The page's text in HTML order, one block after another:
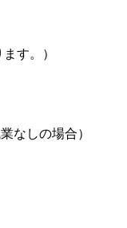
す。）
なしの場合）